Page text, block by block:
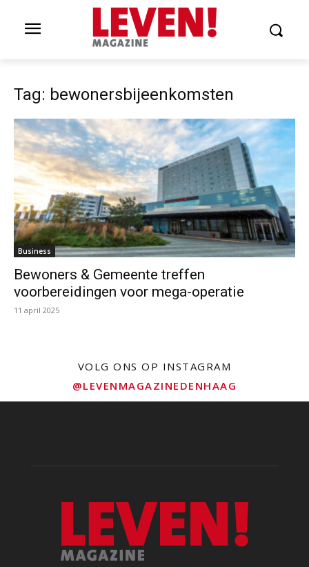
Tag: bewonersbijeenkomsten
Business
Bewoners & Gemeente treffen
voorbereidingen voor mega-operatie
11 april 2025
VOLG ONS OP INSTAGRAM
@LEVENMAGAZINEDENHAAG